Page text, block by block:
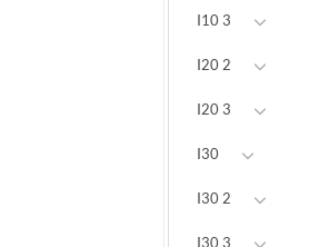
I10 3
I20 2
I20 3
I30
I30 2
I30 3